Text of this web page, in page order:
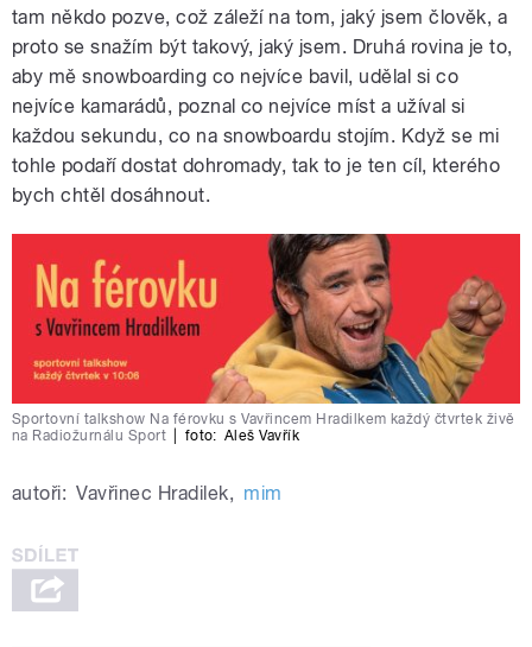
tam někdo pozve, což záleží na tom, jaký jsem člověk, a
proto se snažím být takový, jaký jsem. Druhá rovina je to,
aby mě snowboarding co nejvíce bavil, udělal si co
nejvíce kamarádů, poznal co nejvíce míst a užíval si
každou sekundu, co na snowboardu stojím. Když se mi
tohle podaří dostat dohromady, tak to je ten cíl, kterého
bych chtěl dosáhnout.
Sportovní talkshow Na férovku s Vavřincem Hradilkem každý čtvrtek živě
na Radiožurnálu Sport
foto: Aleš Vavřík
autoři: Vavřinec Hradilek, mim